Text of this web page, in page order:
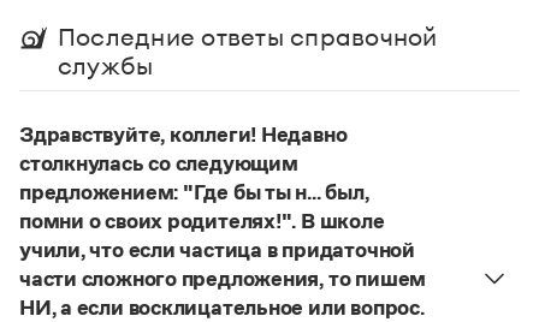
Правила русской орфографии и пунктуации
Русский язык. Краткий теоретический курс
для школьников
Справочник по пунктуации
Словарь-справочник трудностей
Справочник по фразеологии
Словарь русских имён
Словарь методических терминов
(1956)
Последние ответы справочной
службы
Здравствуйте, коллеги! Недавно
столкнулась со следующим
предложением: "Где бы ты н... был,
помни о своих родителях!". В школе
учили, что если частица в придаточной
части сложного предложения, то пишем
НИ, а если восклицательное или вопрос.